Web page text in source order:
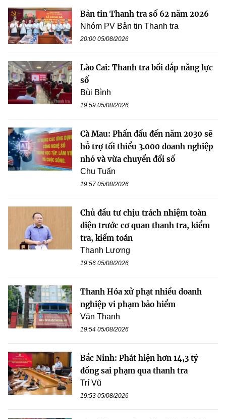
Bản tin Thanh tra số 62 năm 2026
Nhóm PV Bản tin Thanh tra
20:00 05/08/2026
Lào Cai: Thanh tra bồi đắp năng lực
số
Bùi Bình
19:59 05/08/2026
Cà Mau: Phấn đấu đến năm 2030 sẽ
hỗ trợ tối thiểu 3.000 doanh nghiệp
nhỏ và vừa chuyển đổi số
Chu Tuấn
19:57 05/08/2026
Chủ đầu tư chịu trách nhiệm toàn
diện trước cơ quan thanh tra, kiểm
tra, kiểm toán
Thanh Lương
19:56 05/08/2026
Thanh Hóa xử phạt nhiều doanh
nghiệp vi phạm bảo hiểm
Văn Thanh
19:54 05/08/2026
Bắc Ninh: Phát hiện hơn 14,3 tỷ
đồng sai phạm qua thanh tra
Trí Vũ
19:53 05/08/2026